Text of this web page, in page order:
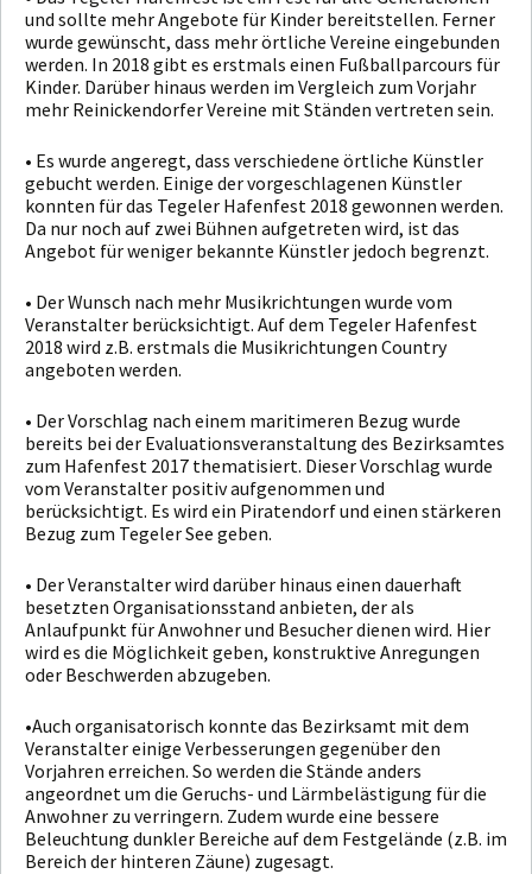
und sollte mehr Angebote für Kinder bereitstellen. Ferner
wurde gewünscht, dass mehr örtliche Vereine eingebunden
werden. In 2018 gibt es erstmals einen Fußballparcours für
Kinder. Darüber hinaus werden im Vergleich zum Vorjahr
mehr Reinickendorfer Vereine mit Ständen vertreten sein.
• Es wurde angeregt, dass verschiedene örtliche Künstler
gebucht werden. Einige der vorgeschlagenen Künstler
konnten für das Tegeler Hafenfest 2018 gewonnen werden.
Da nur noch auf zwei Bühnen aufgetreten wird, ist das
Angebot für weniger bekannte Künstler jedoch begrenzt.
• Der Wunsch nach mehr Musikrichtungen wurde vom
Veranstalter berücksichtigt. Auf dem Tegeler Hafenfest
2018 wird z.B. erstmals die Musikrichtungen Country
angeboten werden.
• Der Vorschlag nach einem maritimeren Bezug wurde
bereits bei der Evaluationsveranstaltung des Bezirksamtes
zum Hafenfest 2017 thematisiert. Dieser Vorschlag wurde
vom Veranstalter positiv aufgenommen und
berücksichtigt. Es wird ein Piratendorf und einen stärkeren
Bezug zum Tegeler See geben.
• Der Veranstalter wird darüber hinaus einen dauerhaft
besetzten Organisationsstand anbieten, der als
Anlaufpunkt für Anwohner und Besucher dienen wird. Hier
wird es die Möglichkeit geben, konstruktive Anregungen
oder Beschwerden abzugeben.
•Auch organisatorisch konnte das Bezirksamt mit dem
Veranstalter einige Verbesserungen gegenüber den
Vorjahren erreichen. So werden die Stände anders
angeordnet um die Geruchs- und Lärmbelästigung für die
Anwohner zu verringern. Zudem wurde eine bessere
Beleuchtung dunkler Bereiche auf dem Festgelände (z.B. im
Bereich der hinteren Zäune) zugesagt.